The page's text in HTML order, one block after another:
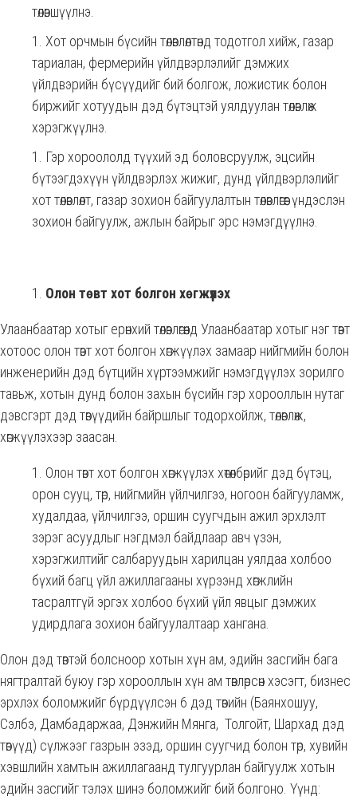
төлөвшүүлнэ.
Хот орчмын бүсийн төлөвлөлтөнд тодотгол хийж, газар
тариалан, фермерийн үйлдвэрлэлийг дэмжих
үйлдвэрийн бүсүүдийг бий болгож, ложистик болон
биржийг хотуудын дэд бүтэцтэй уялдуулан төлөвлөж
хэрэгжүүлнэ.
Гэр хороололд түүхий эд боловсруулж, эцсийн
бүтээгдэхүүн үйлдвэрлэх жижиг, дунд үйлдвэрлэлийг
хот төлөвлөлт, газар зохион байгуулалтын төлөвлөгөөг үндэслэн
зохион байгуулж, ажлын байрыг эрс нэмэгдүүлнэ.
Олон төвт хот болгон хөгжүүлэх
Улаанбаатар хотыг ерөнхий төлөвлөгөөнд Улаанбаатар хотыг нэг төвт
хотоос олон төвт хот болгон хөгжүүлэх замаар нийгмийн болон
инженерийн дэд бүтцийн хүртээмжийг нэмэгдүүлэх зорилго
тавьж, хотын дунд болон захын бүсийн гэр хорооллын нутаг
дэвсгэрт дэд төвүүдийн байршлыг тодорхойлж, төлөвлөж,
хөгжүүлэхээр заасан.
Олон төвт хот болгон хөгжүүлэх хөтөлбөрийг дэд бүтэц,
орон сууц, төр, нийгмийн үйлчилгээ, ногоон байгууламж,
худалдаа, үйлчилгээ, оршин суугчдын ажил эрхлэлт
зэрэг асуудлыг нэгдмэл байдлаар авч үзэн,
хэрэгжилтийг салбаруудын харилцан уялдаа холбоо
бүхий багц үйл ажиллагааны хүрээнд хөгжлийн
тасралтгүй эргэх холбоо бүхий үйл явцыг дэмжих
удирдлага зохион байгуулалтаар хангана.
Олон дэд төвтэй болсноор хотын хүн ам, эдийн засгийн бага
нягтралтай буюу гэр хорооллын хүн ам төвлөрсөн хэсэгт, бизнес
эрхлэх боломжийг бүрдүүлсэн 6 дэд төвийн (Баянхошуу,
Сэлбэ, Дамбадаржаа, Дэнжийн Мянга, Толгойт, Шархад дэд
төвүүд) сүлжээг газрын эзэд, оршин суугчид болон төр, хувийн
хэвшлийн хамтын ажиллагаанд тулгуурлан байгуулж хотын
эдийн засгийг тэлэх шинэ боломжийг бий болгоно. Үүнд: